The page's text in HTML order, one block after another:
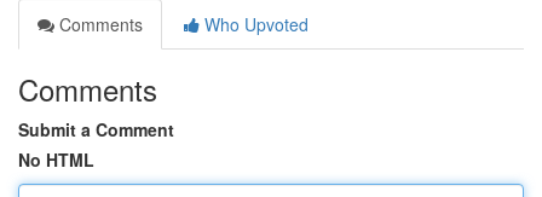
Comments
Who Upvoted
Comments
Submit a Comment
No HTML